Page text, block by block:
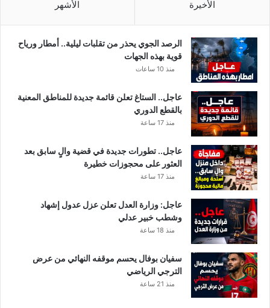
ا
ص
ش
ه
الأخيرة الأشهر
الرصد الجوي يحذر من تقلبات ليلية.. أمطار ورياح
قوية بهذه الجهات
منذ 10 ساعات
عاجل.. الستاغ تعلن قائمة جديدة للمناطق المعنية
بالقطع الدوري
منذ 17 ساعة
عاجل.. تطورات جديدة في قضية والٍ سابق بعد
العثور على محجوزات خطيرة
منذ 17 ساعة
عاجل: وزارة العدل تعلن عزل عدول إشهاد
وشطب خبير عدلي
منذ 18 ساعة
سفيان بوفال يحسم موقفه النهائي من عرض
الترجي الرياضي
منذ 21 ساعة